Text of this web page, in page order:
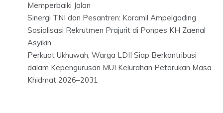
Memperbaiki Jalan
Sinergi TNI dan Pesantren: Koramil Ampelgading
Sosialisasi Rekrutmen Prajurit di Ponpes KH Zaenal
Asyikin
Perkuat Ukhuwah, Warga LDII Siap Berkontribusi
dalam Kepengurusan MUI Kelurahan Petarukan Masa
Khidmat 2026–2031